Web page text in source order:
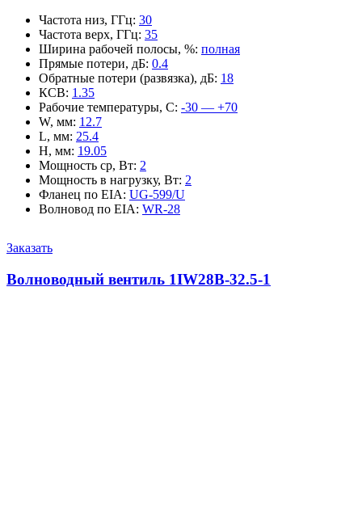
Частота низ, ГГц: 30
Частота верх, ГГц: 35
Ширина рабочей полосы, %: полная
Прямые потери, дБ: 0.4
Обратные потери (развязка), дБ: 18
КСВ: 1.35
Рабочие температуры, С: -30 — +70
W, мм: 12.7
L, мм: 25.4
H, мм: 19.05
Мощность ср, Вт: 2
Мощность в нагрузку, Вт: 2
Фланец по EIA: UG-599/U
Волновод по EIA: WR-28
Заказать
Волноводный вентиль 1IW28B-32.5-1